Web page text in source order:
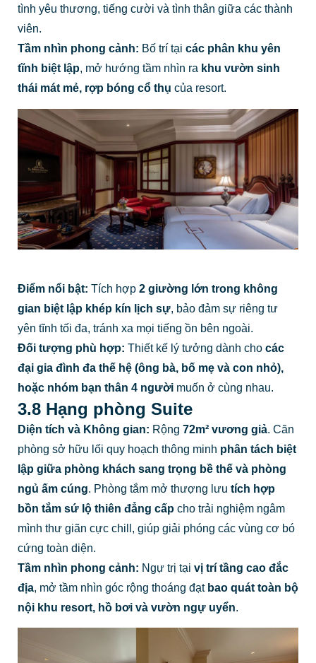
tình yêu thương, tiếng cười và tình thân giữa các thành
viên.
Tầm nhìn phong cảnh: Bố trí tại các phân khu yên
tĩnh biệt lập, mở hướng tầm nhìn ra khu vườn sinh
thái mát mẻ, rợp bóng cổ thụ của resort.
Điểm nổi bật: Tích hợp 2 giường lớn trong không
gian biệt lập khép kín lịch sự, bảo đảm sự riêng tư
yên tĩnh tối đa, tránh xa mọi tiếng ồn bên ngoài.
Đối tượng phù hợp: Thiết kế lý tưởng dành cho các
đại gia đình đa thế hệ (ông bà, bố mẹ và con nhỏ),
hoặc nhóm bạn thân 4 ngườimuốn ở cùng nhau.
3.8 Hạng phòng Suite
Diện tích và Không gian: Rộng 72m² vương giả. Căn
phòng sở hữu lối quy hoạch thông minh phân tách biệt
lập giữa phòng khách sang trọng bề thế và phòng
ngủ ấm cúng. Phòng tắm mở thượng lưu tích hợp
bồn tắm sứ lộ thiên đẳng cấpcho trải nghiệm ngâm
mình thư giãn cực chill, giúp giải phóng các vùng cơ bó
cứng toàn diện.
Tầm nhìn phong cảnh: Ngự trị tại vị trí tầng cao đắc
địa, mở tầm nhìn góc rộng thoáng đạt bao quát toàn bộ
nội khu resort, hồ bơi và vườn ngự uyển.